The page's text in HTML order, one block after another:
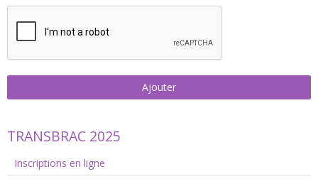
Ajouter
TRANSBRAC 2025
Inscriptions en ligne